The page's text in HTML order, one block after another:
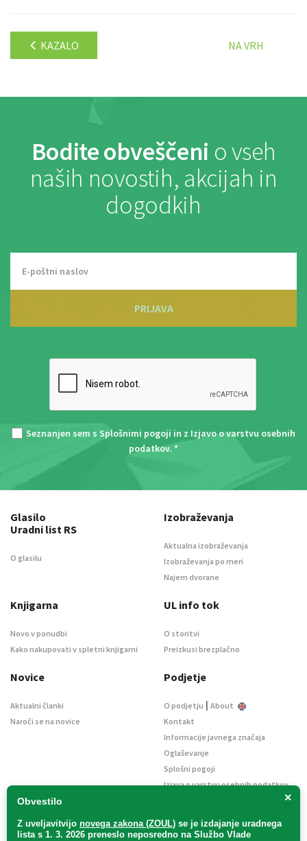
KAZALO NA VRH
Bodite obveščeni o vseh
naših novostih, akcijah in
dogodkih
PRIJAVA
Seznanjen sem s Splošnimi pogoji in z Izjavo o varstvu osebnih
podatkov. *
×
Obvestilo
Z uveljavitvijo novega zakona (ZOUL) se je izdajanje uradnega
lista s 1. 3. 2026 preneslo neposredno na Službo Vlade
Glasilo
Uradni list RS
O glasilu
Izobraževanja
Aktualna izobraževanja
Izobraževanja po meri
Najem dvorane
Knjigarna
Novo v ponudbi
Kako nakupovati v spletni knjigarni
UL info tok
O storitvi
Preizkusi brezplačno
Novice
Aktualni članki
Naroči se na novice
Podjetje
O podjetju | About
Kontakt
Informacije javnega značaja
Oglaševanje
Splošni pogoji
Izjava o varstvu osebnih podatkov